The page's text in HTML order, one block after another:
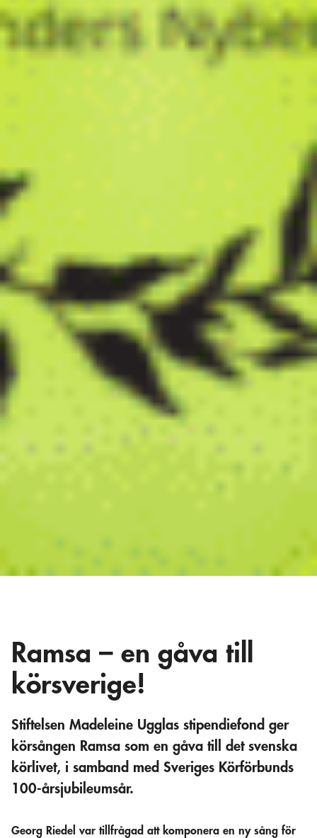
Ramsa – en gåva till
körsverige!
Stiftelsen Madeleine Ugglas stipendiefond ger
körsången Ramsa som en gåva till det svenska
körlivet, i samband med Sveriges Körförbunds
100-årsjubileumsår.
Georg Riedel var tillfrågad att komponera en ny sång för